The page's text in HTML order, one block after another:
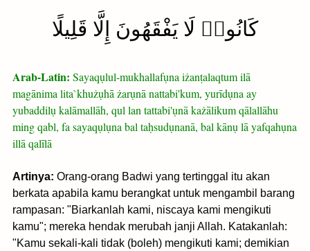
كَانُوا۟ لَا يَفْقَهُونَ إِلَّا قَلِيلًا
Arab-Latin: Sayaqụlul-mukhallafụna iżanṭalaqtum ilā
magānima lita`khużụhā żarụnā nattabi'kum, yurīdụna ay
yubaddilụ kalāmallāh, qul lan tattabi'ụnā każālikum qālallāhu
ming qabl, fa sayaqụlụna bal taḥsudụnanā, bal kānụ lā yafqahụna
illā qalīlā
Artinya: Orang-orang Badwi yang tertinggal itu akan
berkata apabila kamu berangkat untuk mengambil barang
rampasan: "Biarkanlah kami, niscaya kami mengikuti
kamu"; mereka hendak merubah janji Allah. Katakanlah:
"Kamu sekali-kali tidak (boleh) mengikuti kami; demikian